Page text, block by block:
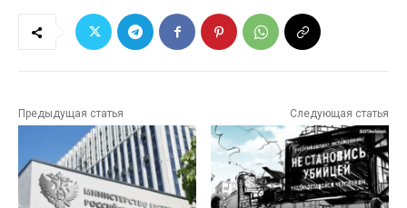
Предыдущая статья Следующая статья